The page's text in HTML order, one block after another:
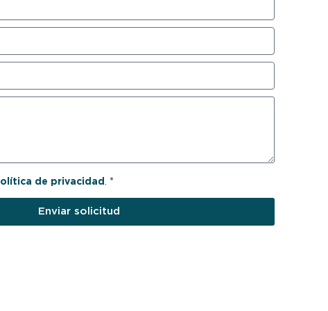
de privacidad . *
Enviar solicitud